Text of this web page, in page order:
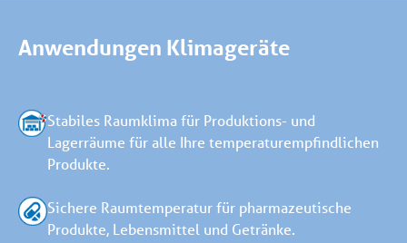
Anwendungen Klimageräte
Stabiles Raumklima für Produktions- und
Lagerräume für alle Ihre temperaturempfindlichen
Produkte.
Sichere Raumtemperatur für pharmazeutische
Produkte, Lebensmittel und Getränke.